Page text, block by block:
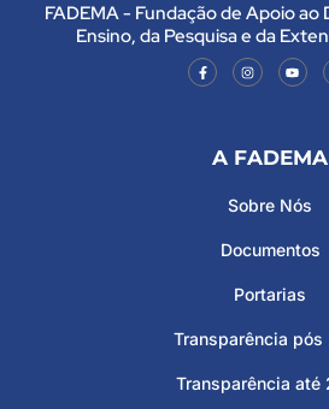
FADEMA - Fundação de Apoio
Ensino, da Pesquisa e da
A FADEMA
Sobre Nós
Documentos
Portarias
Transparência pós
Transparência até